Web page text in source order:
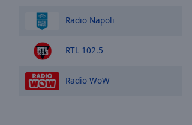
Radio Napoli
RTL 102.5
Radio WoW